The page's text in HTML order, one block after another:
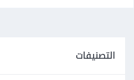
التصنيفات